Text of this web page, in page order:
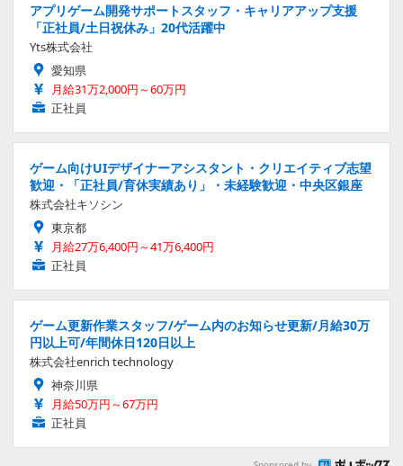
アプリゲーム開発サポートスタッフ・キャリアアップ支援
「正社員/土日祝休み」20代活躍中
Yts株式会社
愛知県
月給31万2,000円～60万円
正社員
ゲーム向けUIデザイナーアシスタント・クリエイティブ志望
歓迎・「正社員/育休実績あり」・未経験歓迎・中央区銀座
株式会社キソシン
東京都
月給27万6,400円～41万6,400円
正社員
ゲーム更新作業スタッフ/ゲーム内のお知らせ更新/月給30万
円以上可/年間休日120日以上
株式会社enrich technology
神奈川県
月給50万円～67万円
正社員